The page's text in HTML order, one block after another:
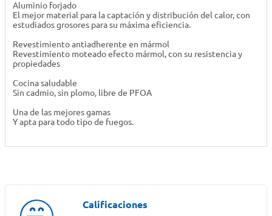
Aluminio forjado
El mejor material para la captación y distribución del calor, con
estudiados grosores para su máxima eficiencia.
Revestimiento antiadherente en mármol
Revestimiento moteado efecto mármol, con su resistencia y
propiedades
Cocina saludable
Sin cadmio, sin plomo, libre de PFOA
Una de las mejores gamas
Y apta para todo tipo de fuegos.